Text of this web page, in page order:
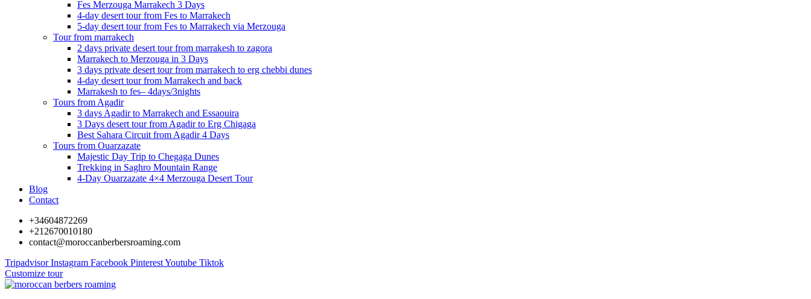
Fes Merzouga Marrakech 3 Days
4-day desert tour from Fes to Marrakech
5-day desert tour from Fes to Marrakech via Merzouga
Tour from marrakech
2 days private desert tour from marrakesh to zagora
Marrakech to Merzouga in 3 Days
3 days private desert tour from marrakech to erg chebbi dunes
4-day desert tour from Marrakech and back
Marrakesh to fes– 4days/3nights
Tours from Agadir
3 days Agadir to Marrakech and Essaouira
3 Days desert tour from Agadir to Erg Chigaga
Best Sahara Circuit from Agadir 4 Days
Tours from Ouarzazate
Majestic Day Trip to Chegaga Dunes
Trekking in Saghro Mountain Range
4-Day Ouarzazate 4×4 Merzouga Desert Tour
Blog
Contact
+34604872269
+212670010180
contact@moroccanberbersroaming.com
Tripadvisor Instagram Facebook PinterestYoutube Tiktok
Customize tour